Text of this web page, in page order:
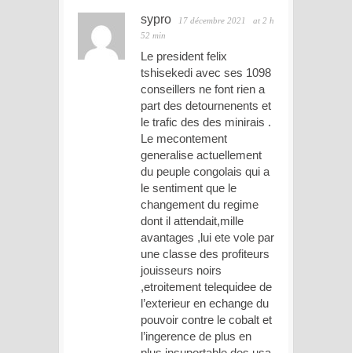
sypro 17 décembre 2021
at 2 h
52 min
Le president felix
tshisekedi avec ses 1098
conseillers ne font rien a
part des detournenents et
le trafic des des minirais .
Le mecontement
generalise actuellement
du peuple congolais qui a
le sentiment que le
changement du regime
dont il attendait,mille
avantages ,lui ete vole par
une classe des profiteurs
jouisseurs noirs
,etroitement telequidee de
l’exterieur en echange du
pouvoir contre le cobalt et
l’ingerence de plus en